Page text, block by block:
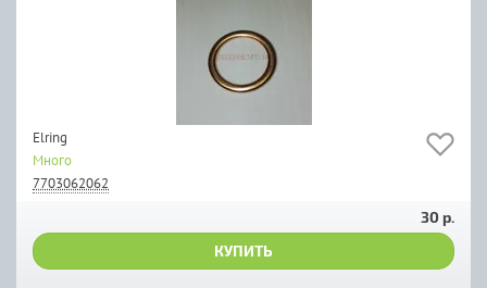
Elring
Много
7703062062
30 р.
КУПИТЬ